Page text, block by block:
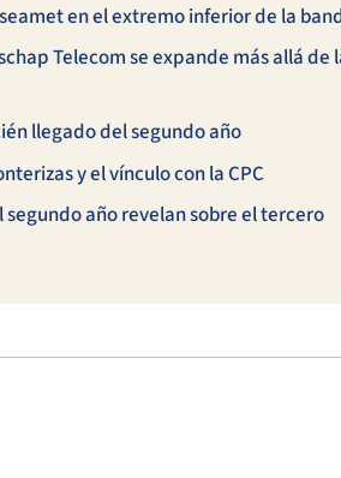
en el extremo inferior de la
Telecom se expande más allá de
llegado del segundo año
y el vínculo con la CPC
segundo año revelan sobre el tercero